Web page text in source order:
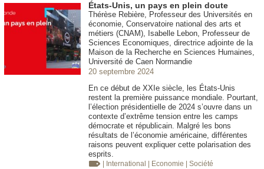
États-Unis, un pays en plein doute
Thérèse Rebière, Professeur des Universités en
économie, Conservatoire national des arts et
métiers (CNAM), Isabelle Lebon, Professeur de
Sciences Economiques, directrice adjointe de la
Maison de la Recherche en Sciences Humaines,
Université de Caen Normandie
20 septembre 2024
En ce début de XXIe siècle, les États-Unis
restent la première puissance mondiale. Pourtant,
l’élection présidentielle de 2024 s’ouvre dans un
contexte d’extrême tension entre les camps
démocrate et républicain. Malgré les bons
résultats de l’économie américaine, différentes
raisons peuvent expliquer cette polarisation des
esprits.
| International | Economie | Société